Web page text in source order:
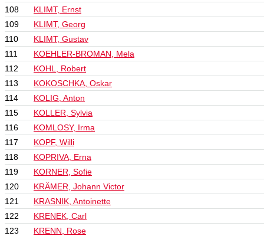
108
KLIMT, Ernst
109
KLIMT, Georg
110
KLIMT, Gustav
111
KOEHLER-BROMAN, Mela
112
KOHL, Robert
113
KOKOSCHKA, Oskar
114
KOLIG, Anton
115
KOLLER, Sylvia
116
KOMLOSY, Irma
117
KOPF, Willi
118
KOPRIVA, Erna
119
KORNER, Sofie
120
KRÄMER, Johann Victor
121
KRASNIK, Antoinette
122
KRENEK, Carl
123
KRENN, Rose